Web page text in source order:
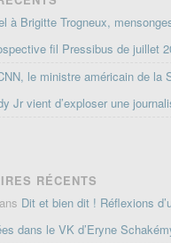
à Brigitte Trogneux,
fil Pressibus de juillet
le ministre américain de la
Jr vient d’exploser une
RÉCENTS
Dit et bien dit ! Réflexions
dans le VK d’Eryne